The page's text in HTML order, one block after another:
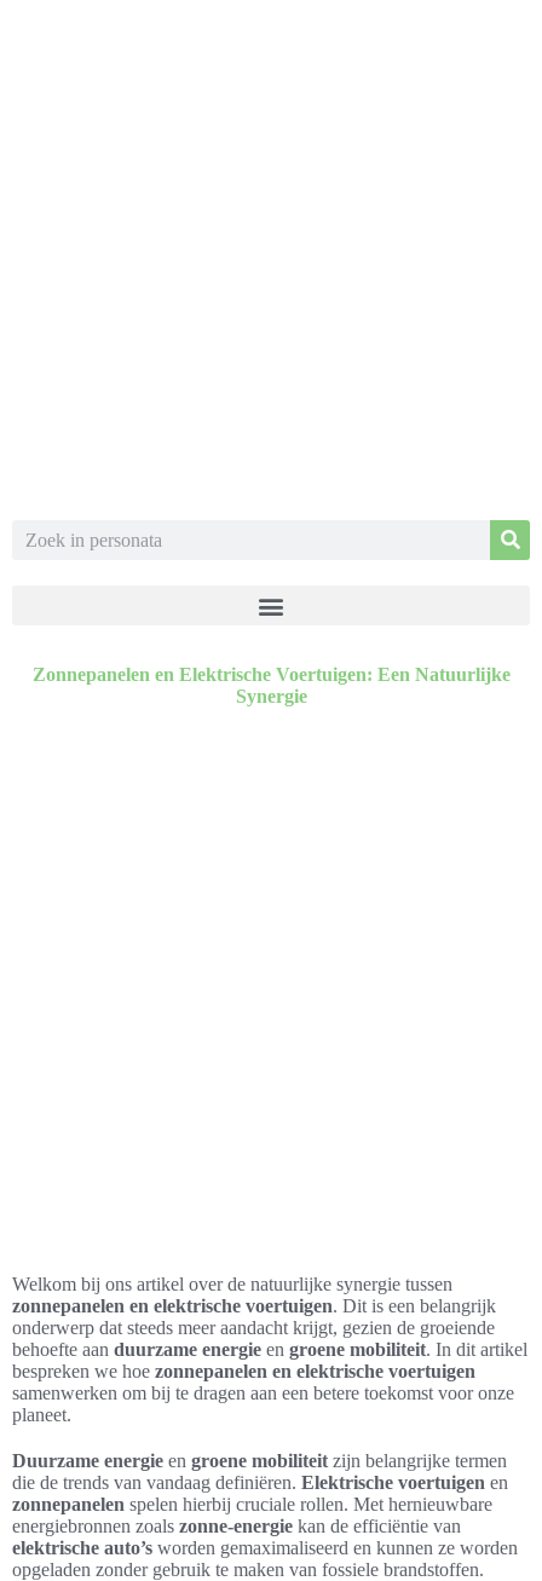
Zonnepanelen en Elektrische Voertuigen: Een Natuurlijke
Synergie
Welkom bij ons artikel over de natuurlijke synergie tussen
zonnepanelen en elektrische voertuigen. Dit is een belangrijk
onderwerp dat steeds meer aandacht krijgt, gezien de groeiende
behoefte aan duurzame energie en groene mobiliteit. In dit artikel
bespreken we hoe zonnepanelen en elektrische voertuigen
samenwerken om bij te dragen aan een betere toekomst voor onze
planeet.
Duurzame energie en groene mobiliteit zijn belangrijke termen
die de trends van vandaag definiëren. Elektrische voertuigen en
zonnepanelen spelen hierbij cruciale rollen. Met hernieuwbare
energiebronnen zoals zonne-energie kan de efficiëntie van
elektrische auto’s worden gemaximaliseerd en kunnen ze worden
opgeladen zonder gebruik te maken van fossiele brandstoffen.